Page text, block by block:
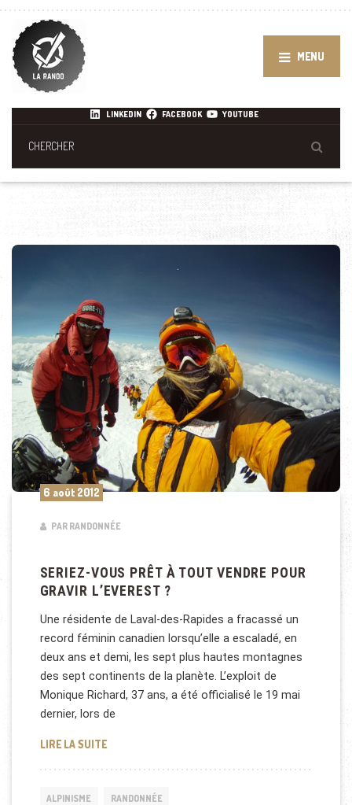
MENU
LINKEDIN FACEBOOK YOUTUBE
6 août 2012
PAR RANDONNÉE
SERIEZ-VOUS PRÊT À TOUT VENDRE POUR
GRAVIR L’EVEREST ?
Une résidente de Laval-des-Rapides a fracassé un
record féminin canadien lorsqu’elle a escaladé, en
deux ans et demi, les sept plus hautes montagnes
des sept continents de la planète. L’exploit de
Monique Richard, 37 ans, a été officialisé le 19 mai
dernier, lors de
LIRE LA SUITESERIEZ-VOUS PRÊT À TOUT VENDRE POUR GRAVIR
ALPINISME RANDONNÉE